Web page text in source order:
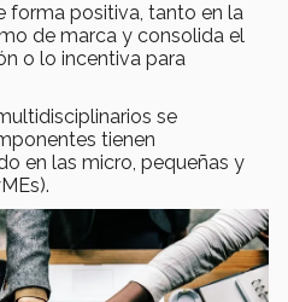
forma positiva, tanto en la
de marca y consolida el
o lo incentiva para
se
tienen
en las micro, pequeñas y